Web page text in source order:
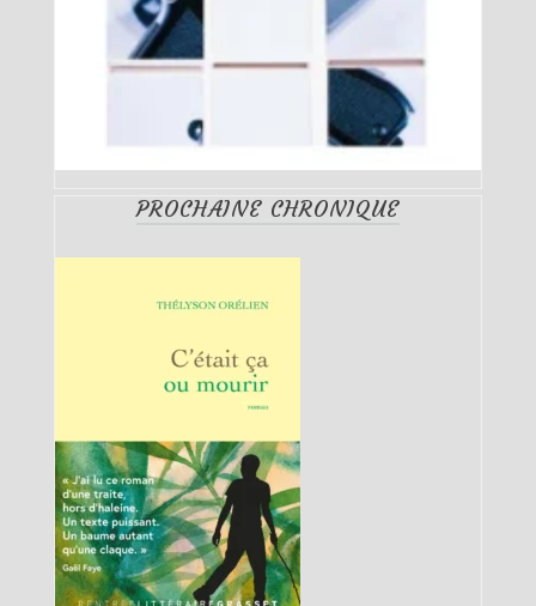
PROCHAINE CHRONIQUE